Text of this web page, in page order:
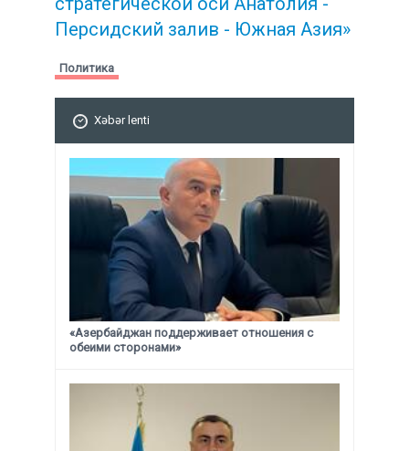
Персидский залив - Южная Азия»
Политика
Xəbər lenti
«Азербайджан поддерживает отношения с
обеими сторонами»